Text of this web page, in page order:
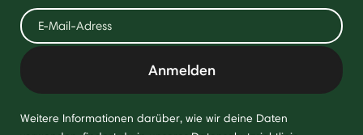
Anmelden
Weitere Informationen darüber, wie wir deine Daten